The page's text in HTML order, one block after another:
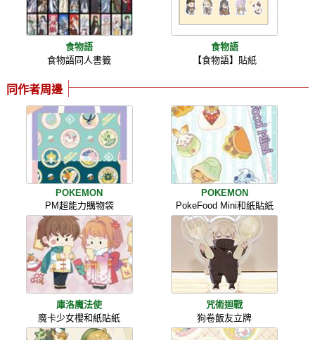
食物語
食物語同人書籤
食物語
【食物語】貼紙
同作者周邊
POKEMON
PM超能力購物袋
POKEMON
PokeFood Mini和紙貼紙
庫洛魔法使
魔卡少女櫻和紙貼紙
咒術迴戰
狗卷飯友立牌